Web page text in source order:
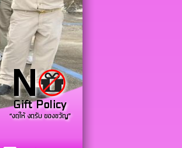
เราทำความดีด้วยหัวใจ”